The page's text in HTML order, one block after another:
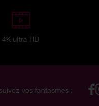
4K ultra HD
vos fantasmes :